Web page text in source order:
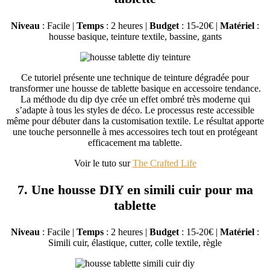
Niveau : Facile | Temps : 2 heures | Budget : 15-20€ | Matériel :
housse basique, teinture textile, bassine, gants
Ce tutoriel présente une technique de teinture dégradée pour
transformer une housse de tablette basique en accessoire tendance.
La méthode du dip dye crée un effet ombré très moderne qui
s’adapte à tous les styles de déco. Le processus reste accessible
même pour débuter dans la customisation textile. Le résultat apporte
une touche personnelle à mes accessoires tech tout en protégeant
efficacement ma tablette.
Voir le tuto surThe Crafted Life
7. Une housse DIY en simili cuir pour ma
tablette
Niveau : Facile | Temps : 2 heures | Budget: 15-20€ | Matériel :
Simili cuir, élastique, cutter, colle textile, règle